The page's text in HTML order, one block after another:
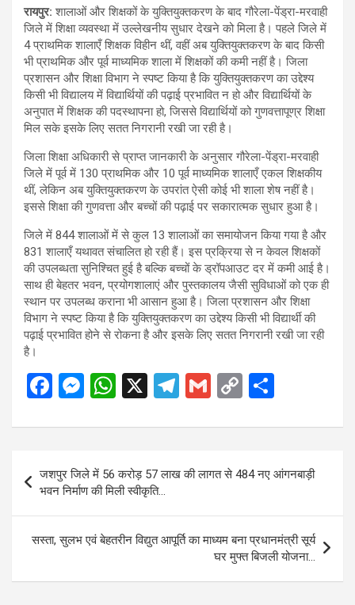
रायपुर: शालाओं और शिक्षकों के युक्तियुक्तकरण के बाद गौरेला-पेंड्रा-मरवाही
जिले में शिक्षा व्यवस्था में उल्लेखनीय सुधार देखने को मिला है। पहले जिले में
4 प्राथमिक शालाएँ शिक्षक विहीन थीं, वहीं अब युक्तियुक्तकरण के बाद किसी
भी प्राथमिक और पूर्व माध्यमिक शाला में शिक्षकों की कमी नहीं है। जिला
प्रशासन और शिक्षा विभाग ने स्पष्ट किया है कि युक्तियुक्तकरण का उद्देश्य
किसी भी विद्यालय में विद्यार्थियों की पढ़ाई प्रभावित न हो और विद्यार्थियों के
अनुपात में शिक्षक की पदस्थापना हो, जिससे विद्यार्थियों को गुणवत्तापूण्र शिक्षा
मिल सके इसके लिए सतत निगरानी रखी जा रही है।
जिला शिक्षा अधिकारी से प्राप्त जानकारी के अनुसार गौरेला-पेंड्रा-मरवाही
जिले में पूर्व में 130 प्राथमिक और 10 पूर्व माध्यमिक शालाएँ एकल शिक्षकीय
थीं, लेकिन अब युक्तियुक्तकरण के उपरांत ऐसी कोई भी शाला शेष नहीं है।
इससे शिक्षा की गुणवत्ता और बच्चों की पढ़ाई पर सकारात्मक सुधार हुआ है।
जिले में 844 शालाओं में से कुल 13 शालाओं का समायोजन किया गया है और
831 शालाएँ यथावत संचालित हो रही हैं। इस प्रक्रिया से न केवल शिक्षकों
की उपलब्धता सुनिश्चित हुई है बल्कि बच्चों के ड्रॉपआउट दर में कमी आई है।
साथ ही बेहतर भवन, प्रयोगशालाएं और पुस्तकालय जैसी सुविधाओं को एक ही
स्थान पर उपलब्ध कराना भी आसान हुआ है। जिला प्रशासन और शिक्षा
विभाग ने स्पष्ट किया है कि युक्तियुक्तकरण का उद्देश्य किसी भी विद्यार्थी की
पढ़ाई प्रभावित होने से रोकना है और इसके लिए सतत निगरानी रखी जा रही
है।
F
ce
o
o
k
M
se
n
g
er
W
at
A
p
p
X
T
e
gr
a
m
G
ail
C
py
Li
n
k
ar
e
navigation
जशपुर जिले में 56 करोड़ 57 लाख की लागत से 484 नए आंगनबाड़ी
भवन निर्माण की मिली स्वीकृति…
सस्ता, सुलभ एवं बेहतरीन विद्युत आपूर्ति का माध्यम बना प्रधानमंत्री सूर्य
घर मुफ्त बिजली योजना…